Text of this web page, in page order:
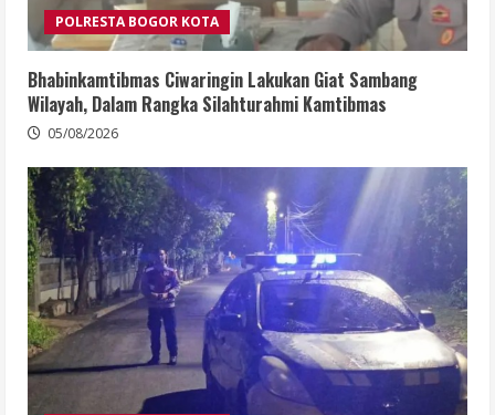
POLRESTA BOGOR KOTA
Bhabinkamtibmas Ciwaringin Lakukan Giat Sambang
Wilayah, Dalam Rangka Silahturahmi Kamtibmas
05/08/2026